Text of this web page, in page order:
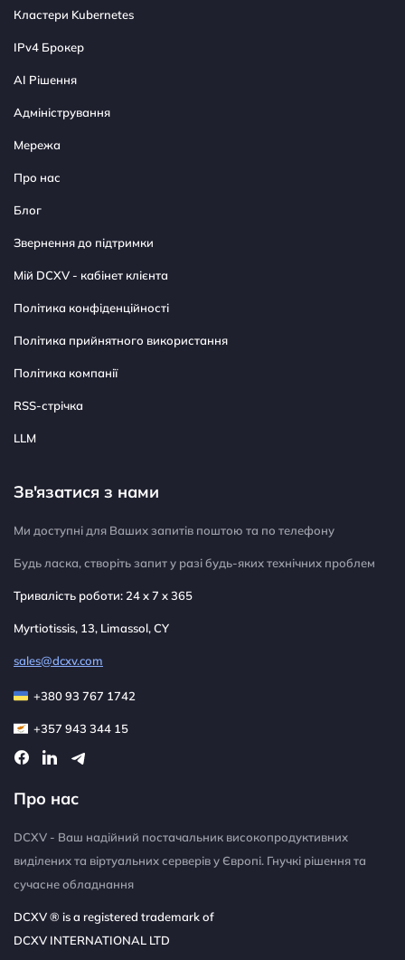
Кластери Kubernetes
IPv4 Брокер
AI Рішення
Адміністрування
Мережа
Про нас
Блог
Звернення до підтримки
Мій DCXV - кабінет клієнта
Політика конфіденційності
Політика прийнятного використання
Політика компанії
RSS-стрічка
LLM
Зв'язатися з нами
Ми доступні для Ваших запитів поштою та по телефону
Будь ласка, створіть запит у разі будь-яких технічних проблем
Тривалість роботи: 24 x 7 x 365
Myrtiotissis, 13, Limassol, CY
sales@dcxv.com
+380 93 767 1742
+357 943 344 15
Про нас
DCXV - Ваш надійний постачальник високопродуктивних
виділених та віртуальних серверів у Європі. Гнучкі рішення та
сучасне обладнання
DCXV ® is a registered trademark of
DCXV INTERNATIONAL LTD